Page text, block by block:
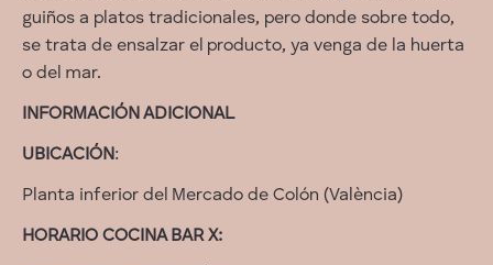
guiños a platos tradicionales, pero donde sobre todo,
se trata de ensalzar el producto, ya venga de la huerta
o del mar.
INFORMACIÓN ADICIONAL
UBICACIÓN:
Planta inferior del Mercado de Colón (València)
HORARIO COCINA BAR X: